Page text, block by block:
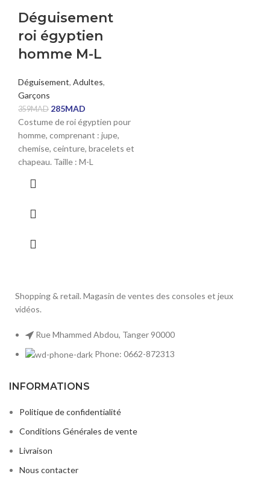
Déguisement
roi égyptien
homme M-L
Déguisement, Adultes,
Garçons
359MAD 285MAD
Costume de roi égyptien pour
homme, comprenant : jupe,
chemise, ceinture, bracelets et
chapeau. Taille : M-L
Shopping & retail. Magasin de ventes des consoles et jeux
vidéos.
Rue Mhammed Abdou, Tanger 90000
Phone: 0662-872313
INFORMATIONS
Politique de confidentialité
Conditions Générales de vente
Livraison
Nous contacter